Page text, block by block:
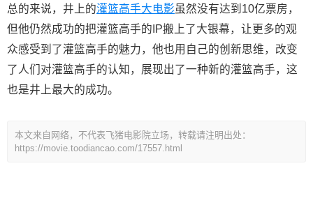
总的来说，井上的灌篮高手大电影虽然没有达到10亿票房，
但他仍然成功的把灌篮高手的IP搬上了大银幕，让更多的观
众感受到了灌篮高手的魅力，他也用自己的创新思维，改变
了人们对灌篮高手的认知，展现出了一种新的灌篮高手，这
也是井上最大的成功。
本文来自网络，不代表飞猪电影院立场，转载请注明出处：
https://movie.toodiancao.com/17557.html